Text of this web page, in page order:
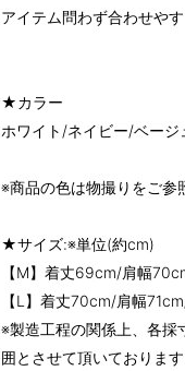
アイテム問わず合わせや
★カラー
ホワイト/ネイビー/ベー
※商品の色は物撮りをご参
★サイズ:※単位(約cm)
【M】着丈69cm/肩幅
【L】着丈70cm/肩幅
※製造工程の関係上、各
囲とさせて頂いております